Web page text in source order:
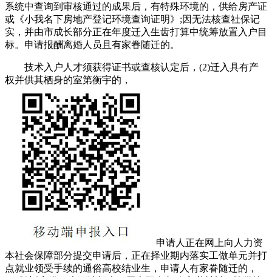
系统中查询到审核通过的成果后，有特殊环境的，供给房产证
或《小我名下房地产登记环境查询证明》;因无法核查社保记
实，并由市成长部分正在年度迁入生齿打算中统筹放置入户目
标。申请报酬离婚人员且有家眷随迁的。
技术入户人才须获得证书或查核认定后，(2)迁入具有产
权并供其栖身的室第衡宇的，
申请人正在网上向人力资
本社会保障部分提交申请后，正在择业期内落实工做单元并打
点就业领受手续的通俗高校结业生，申请人有家眷随迁的，